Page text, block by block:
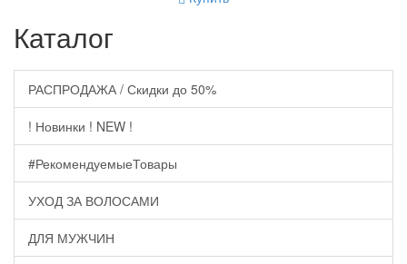
Каталог
РАСПРОДАЖА / Скидки до 50%
! Новинки ! NEW !
#РекомендуемыеТовары
УХОД ЗА ВОЛОСАМИ
ДЛЯ МУЖЧИН